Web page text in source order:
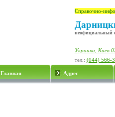
Справочно-
неофициальный
Украина, Киев
тел.: (044) 566-
Главная Адрес